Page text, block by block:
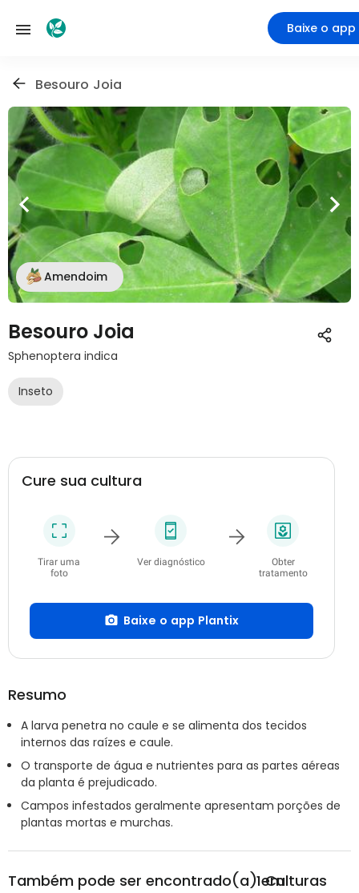
Baixe o app
Besouro Joia
Amendoim
Besouro Joia
Sphenoptera indica
Inseto
Cure sua cultura
Tirar uma
foto
Ver diagnóstico
Obter
tratamento
Baixe o app Plantix
Resumo
A larva penetra no caule e se alimenta dos tecidos
internos das raízes e caule.
O transporte de água e nutrientes para as partes aéreas
da planta é prejudicado.
Campos infestados geralmente apresentam porções de
plantas mortas e murchas.
Também pode ser encontrado(a) em
1Culturas